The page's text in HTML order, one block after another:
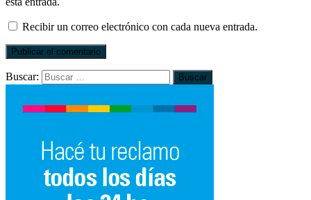
Recibir un correo electrónico con cada nueva entrada.
Buscar: